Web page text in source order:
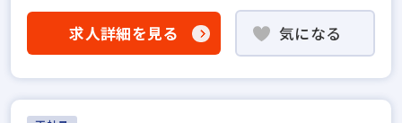
求人詳細を見る 気になる